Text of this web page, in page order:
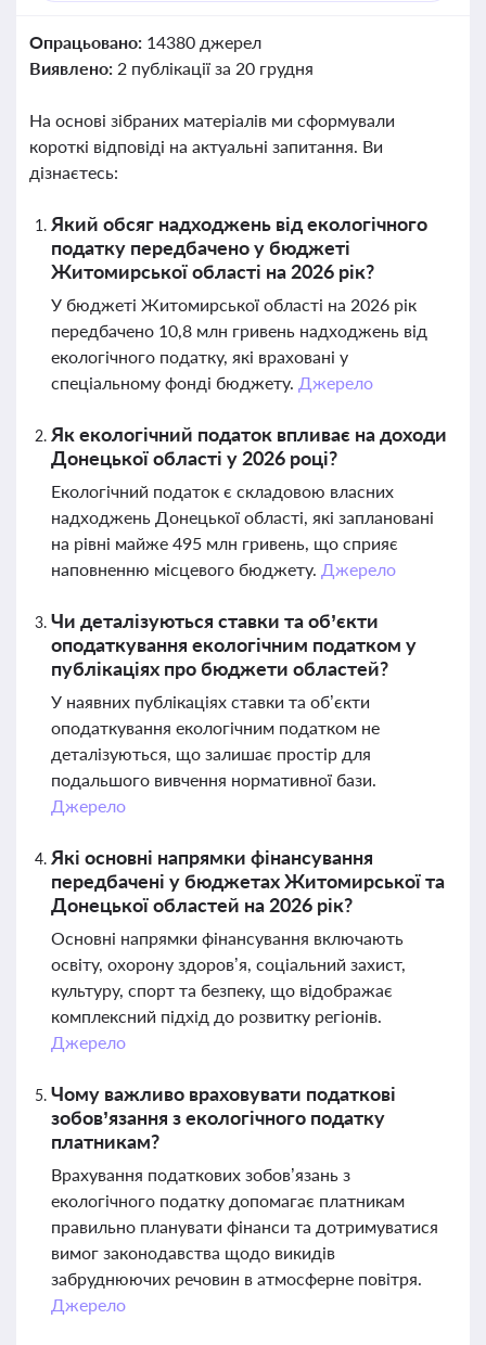
Опрацьовано: 14380 джерел
Виявлено: 2 публікації за 20 грудня
На основі зібраних матеріалів ми сформували
короткі відповіді на актуальні запитання. Ви
дізнаєтесь:
Який обсяг надходжень від екологічного
податку передбачено у бюджеті
Житомирської області на 2026 рік?
У бюджеті Житомирської області на 2026 рік
передбачено 10,8 млн гривень надходжень від
екологічного податку, які враховані у
спеціальному фонді бюджету. Джерело
Як екологічний податок впливає на доходи
Донецької області у 2026 році?
Екологічний податок є складовою власних
надходжень Донецької області, які заплановані
на рівні майже 495 млн гривень, що сприяє
наповненню місцевого бюджету. Джерело
Чи деталізуються ставки та об’єкти
оподаткування екологічним податком у
публікаціях про бюджети областей?
У наявних публікаціях ставки та об’єкти
оподаткування екологічним податком не
деталізуються, що залишає простір для
подальшого вивчення нормативної бази.
Джерело
Які основні напрямки фінансування
передбачені у бюджетах Житомирської та
Донецької областей на 2026 рік?
Основні напрямки фінансування включають
освіту, охорону здоров’я, соціальний захист,
культуру, спорт та безпеку, що відображає
комплексний підхід до розвитку регіонів.
Джерело
Чому важливо враховувати податкові
зобов’язання з екологічного податку
платникам?
Врахування податкових зобов’язань з
екологічного податку допомагає платникам
правильно планувати фінанси та дотримуватися
вимог законодавства щодо викидів
забруднюючих речовин в атмосферне повітря.
Джерело